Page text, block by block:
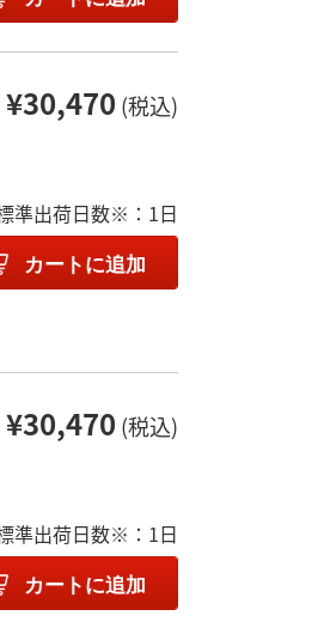
¥30,470 (税込)
準出荷日数※：1日
カートに追加
¥30,470 (税込)
準出荷日数※：1日
カートに追加